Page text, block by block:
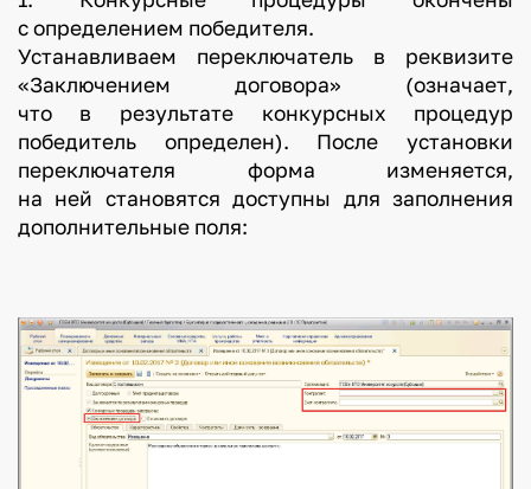
с определением победителя.
Устанавливаем переключатель в реквизите
«Заключением договора» (означает,
что в результате конкурсных процедур
победитель определен). После установки
переключателя форма изменяется,
на ней становятся доступны для заполнения
дополнительные поля: